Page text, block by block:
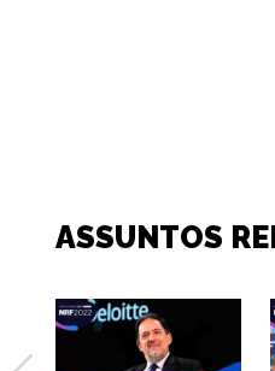
ASSUNTOS